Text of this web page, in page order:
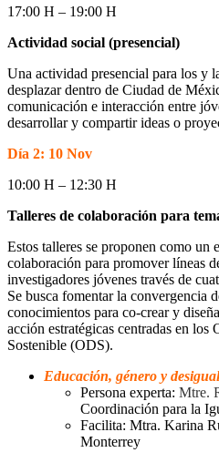
17:00 H – 19:00 H
Actividad social (presencial)
Una actividad presencial para los y
desplazar dentro de Ciudad de
comunicación e interacción entre
desarrollar y compartir ideas o
Día 2: 10 Nov
10:00 H – 12:30 H
Talleres de colaboración para
Estos talleres se proponen como un
colaboración para promover líneas
investigadores jóvenes través de
Se busca fomentar la convergencia
conocimientos para co-crear y
acción estratégicas centradas en
Sostenible (ODS).
Educación, género y
Persona experta: Mtre.
Coordinación para la
Facilita: Mtra. Karina
Monterrey